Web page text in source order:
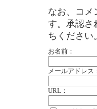
なお、コメ
す。承認さ
ちください。
お名前：
メールアドレス
URL：